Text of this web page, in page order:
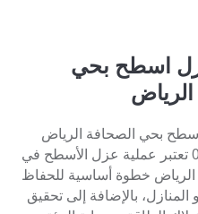
اسطح بحي
بحي الصحافة الرياض
0553445129 تعتبر عملية عزل الأسطح في
خطوة أساسية للحفاظ
المنازل، بالإضافة إلى تحقيق